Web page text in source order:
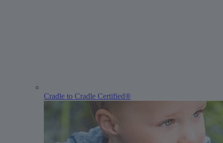
Cradle to Cradle Certified®